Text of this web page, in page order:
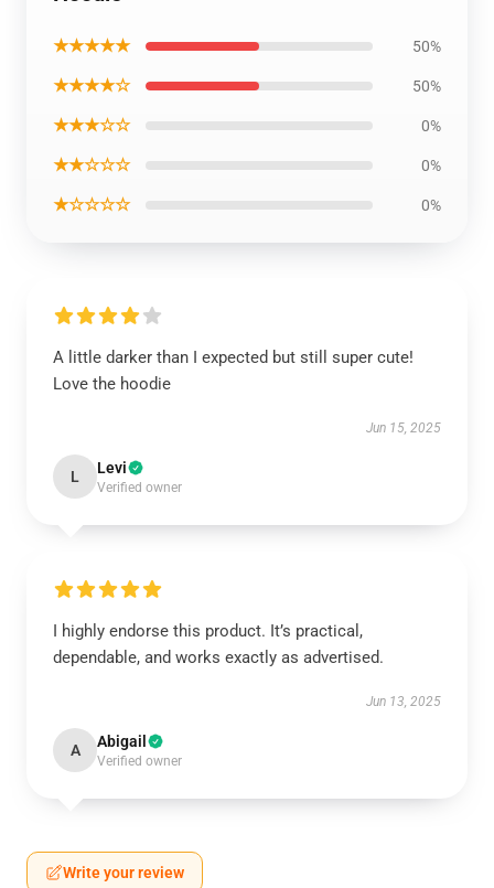
★★★★★ 50%
★★★★☆ 50%
★★★☆☆ 0%
★★☆☆☆ 0%
★☆☆☆☆ 0%
A little darker than I expected but still super cute!
Love the hoodie
Jun 15, 2025
L Levi
Verified owner
I highly endorse this product. It’s practical,
dependable, and works exactly as advertised.
Jun 13, 2025
A Abigail
Verified owner
Write your review